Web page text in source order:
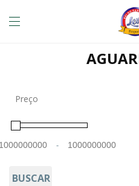
Preço
-
BUSCAR